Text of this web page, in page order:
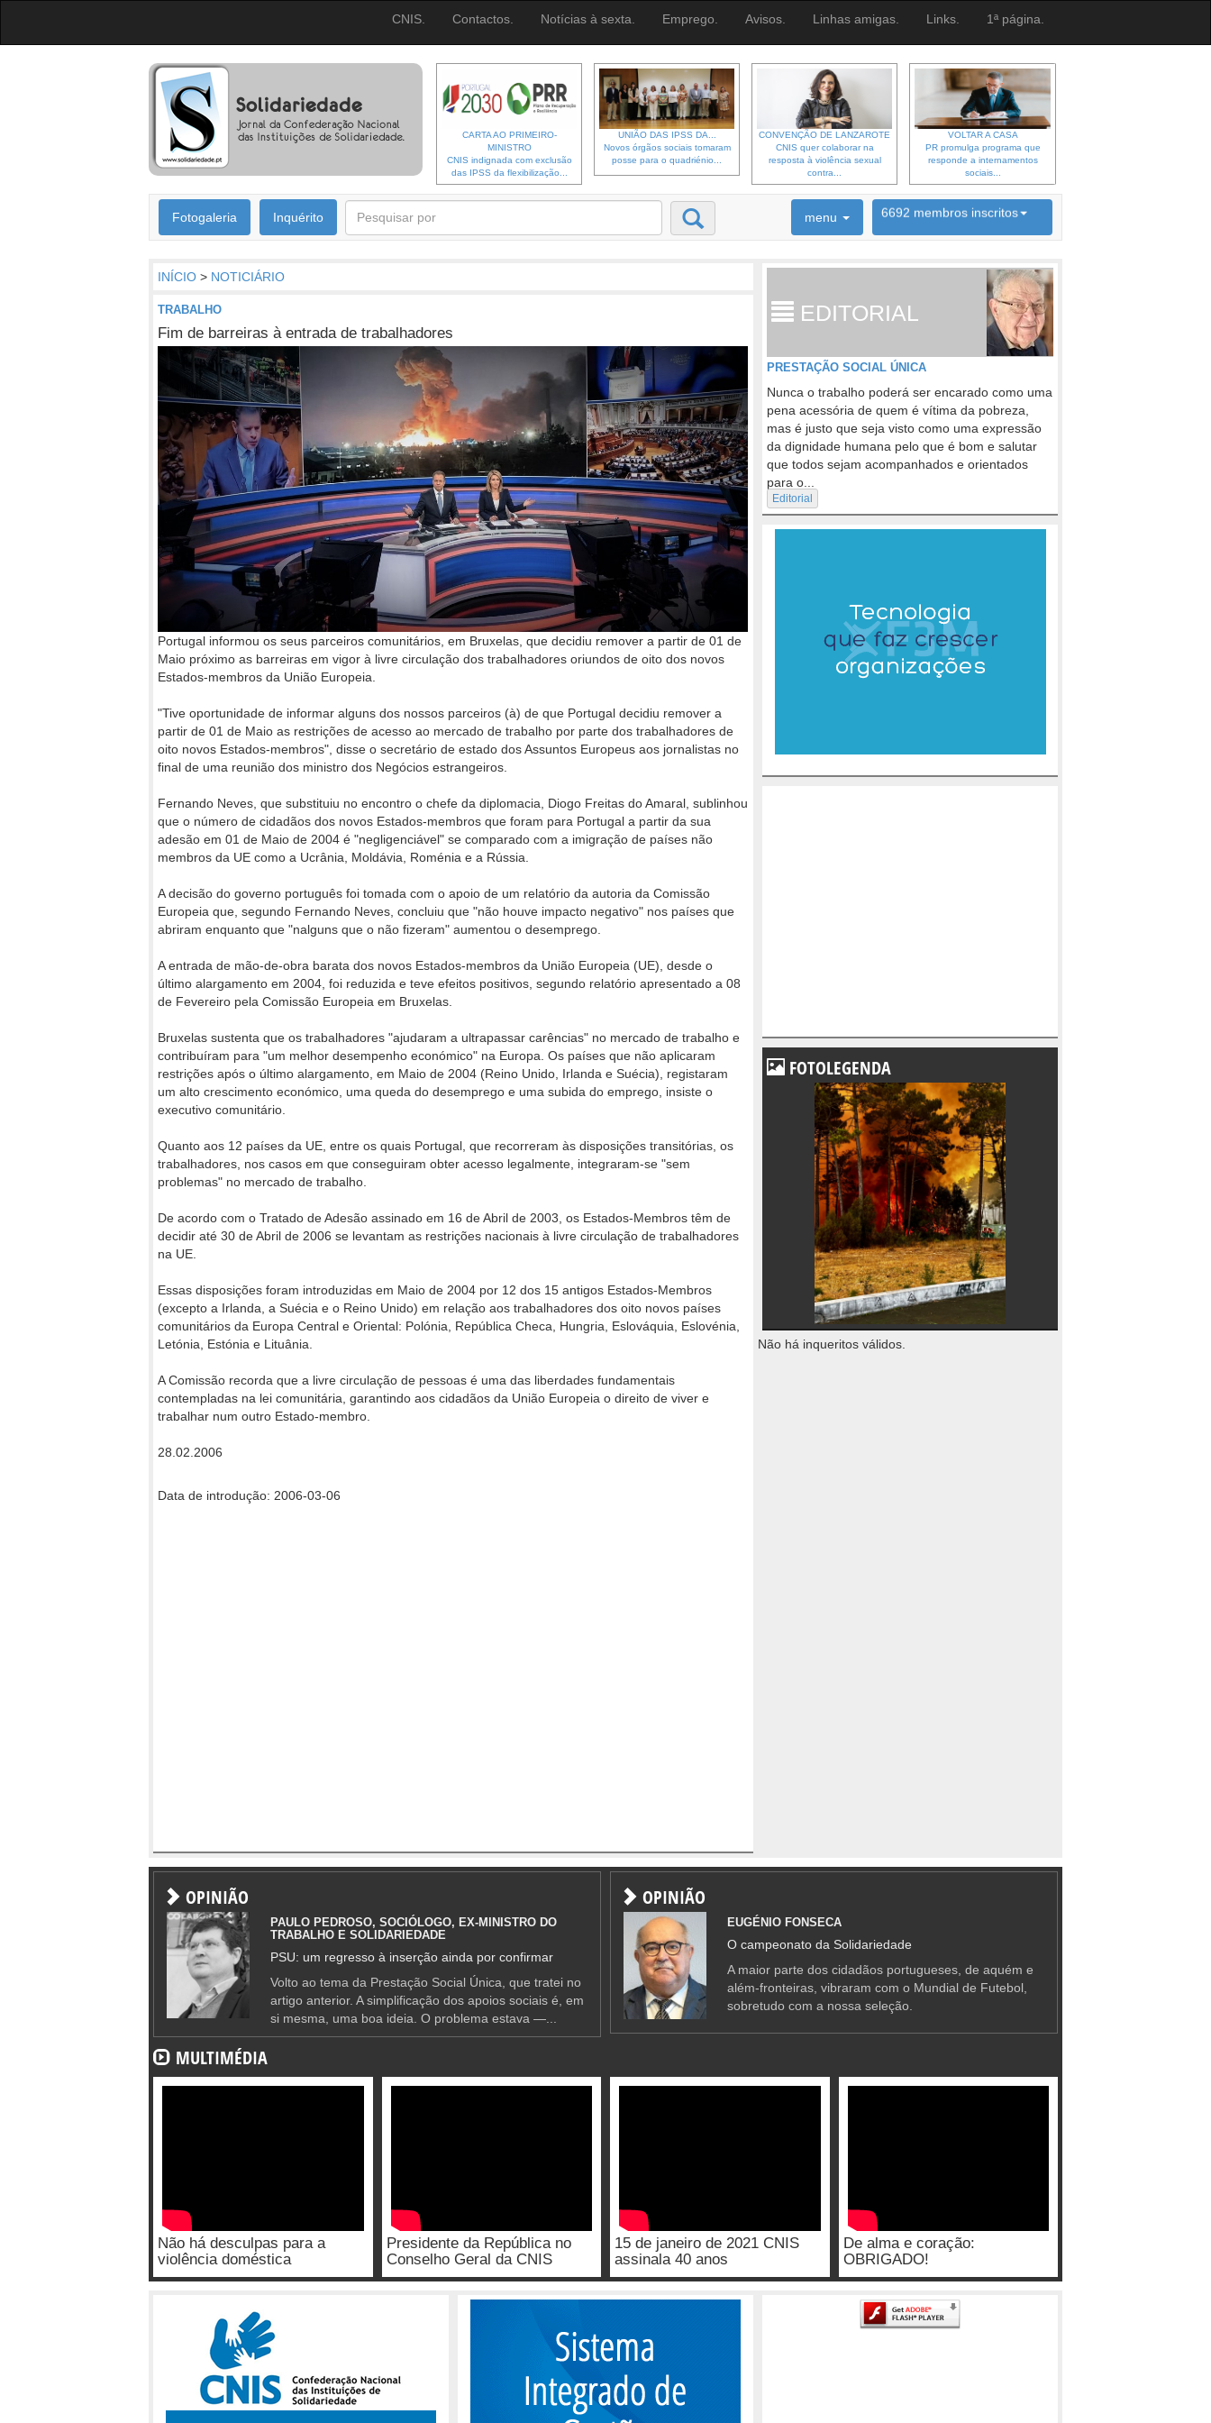
CNIS. Contactos. Notícias à sexta. Emprego. Avisos. Linhas amigas. Links. 1ª página.
CARTA AO PRIMEIRO-
MINISTRO
CNIS indignada com exclusão
das IPSS da flexibilização...
UNIÃO DAS IPSS DA...
Novos órgãos sociais tomaram
posse para o quadriénio...
CONVENÇÃO DE LANZAROTE
CNIS quer colaborar na
resposta à violência sexual
contra...
VOLTAR A CASA
PR promulga programa que
responde a internamentos
sociais...
Fotogaleria Inquérito menu 6692 membros inscritos
INÍCIO > NOTICIÁRIO
TRABALHO
Fim de barreiras à entrada de trabalhadores
Portugal informou os seus parceiros comunitários, em Bruxelas, que decidiu remover a partir de 01 de
Maio próximo as barreiras em vigor à livre circulação dos trabalhadores oriundos de oito dos novos
Estados-membros da União Europeia.
"Tive oportunidade de informar alguns dos nossos parceiros (à) de que Portugal decidiu remover a
partir de 01 de Maio as restrições de acesso ao mercado de trabalho por parte dos trabalhadores de
oito novos Estados-membros", disse o secretário de estado dos Assuntos Europeus aos jornalistas no
final de uma reunião dos ministro dos Negócios estrangeiros.
Fernando Neves, que substituiu no encontro o chefe da diplomacia, Diogo Freitas do Amaral, sublinhou
que o número de cidadãos dos novos Estados-membros que foram para Portugal a partir da sua
adesão em 01 de Maio de 2004 é "negligenciável" se comparado com a imigração de países não
membros da UE como a Ucrânia, Moldávia, Roménia e a Rússia.
A decisão do governo português foi tomada com o apoio de um relatório da autoria da Comissão
Europeia que, segundo Fernando Neves, concluiu que "não houve impacto negativo" nos países que
abriram enquanto que "nalguns que o não fizeram" aumentou o desemprego.
A entrada de mão-de-obra barata dos novos Estados-membros da União Europeia (UE), desde o
último alargamento em 2004, foi reduzida e teve efeitos positivos, segundo relatório apresentado a 08
de Fevereiro pela Comissão Europeia em Bruxelas.
Bruxelas sustenta que os trabalhadores "ajudaram a ultrapassar carências" no mercado de trabalho e
contribuíram para "um melhor desempenho económico" na Europa. Os países que não aplicaram
restrições após o último alargamento, em Maio de 2004 (Reino Unido, Irlanda e Suécia), registaram
um alto crescimento económico, uma queda do desemprego e uma subida do emprego, insiste o
executivo comunitário.
Quanto aos 12 países da UE, entre os quais Portugal, que recorreram às disposições transitórias, os
trabalhadores, nos casos em que conseguiram obter acesso legalmente, integraram-se "sem
problemas" no mercado de trabalho.
De acordo com o Tratado de Adesão assinado em 16 de Abril de 2003, os Estados-Membros têm de
decidir até 30 de Abril de 2006 se levantam as restrições nacionais à livre circulação de trabalhadores
na UE.
Essas disposições foram introduzidas em Maio de 2004 por 12 dos 15 antigos Estados-Membros
(excepto a Irlanda, a Suécia e o Reino Unido) em relação aos trabalhadores dos oito novos países
comunitários da Europa Central e Oriental: Polónia, República Checa, Hungria, Eslováquia, Eslovénia,
Letónia, Estónia e Lituânia.
A Comissão recorda que a livre circulação de pessoas é uma das liberdades fundamentais
contempladas na lei comunitária, garantindo aos cidadãos da União Europeia o direito de viver e
trabalhar num outro Estado-membro.
28.02.2006
Data de introdução: 2006-03-06
EDITORIAL
PRESTAÇÃO SOCIAL ÚNICA
Nunca o trabalho poderá ser encarado como uma
pena acessória de quem é vítima da pobreza,
mas é justo que seja visto como uma expressão
da dignidade humana pelo que é bom e salutar
que todos sejam acompanhados e orientados
para o...
Editorial
FOTOLEGENDA
Não há inqueritos válidos.
OPINIÃO
PAULO PEDROSO, SOCIÓLOGO, EX-MINISTRO DO
TRABALHO E SOLIDARIEDADE
PSU: um regresso à inserção ainda por confirmar
Volto ao tema da Prestação Social Única, que tratei no
artigo anterior. A simplificação dos apoios sociais é, em
si mesma, uma boa ideia. O problema estava —...
OPINIÃO
EUGÉNIO FONSECA
O campeonato da Solidariedade
A maior parte dos cidadãos portugueses, de aquém e
além-fronteiras, vibraram com o Mundial de Futebol,
sobretudo com a nossa seleção.
MULTIMÉDIA
Não há desculpas para a
violência doméstica
Presidente da República no
Conselho Geral da CNIS
15 de janeiro de 2021 CNIS
assinala 40 anos
De alma e coração:
OBRIGADO!